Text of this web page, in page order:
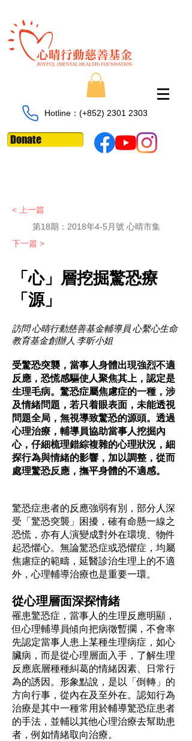
Hotline：​​(+852) 2301 2303
Donate
< 上一篇
第18期：2018年4-5月號 心晴市集
下一篇 >
「心」層挖掘驚恐療
「源」
訪問 心晴行動慈善基金輔導員 心繫心生命
教育基金創辦人 李昕小姐
受驚恐突襲，當事人身體出現強烈不適
反應，恐慌感驅使人聚焦其上，認定是
生理毛病。驚恐症屬焦慮症的一種，涉
及情緒問題，若只着眼表面，未能透視
問題全局，無視導致驚恐的源頭。透過
心理治療，輔導員協助當事人挖掘內
心，仔細梳理錯綜複雜的心理狀況，細
探行為與情緒的影響，加以調整，從而
處理驚恐反應，撫平身體的不適感。
驚恐症患者的反應強弱有別，部分人深
受「驚恐突襲」困擾，確有命懸一線之
恐慌，亦有人演變成對外在環境、物件
起恐懼心。無論驚恐症或恐懼症，均屬
焦慮症的範疇，延醫診治生理上的不適
外，心理輔導治療也是重要一環。
從心理層面深探情緒
罹患驚恐症，當事人的生理反應明顯，
但心理輔導員傾向把病徵暫擱，不會率
先認定當事人患上某種生理病症，如心
臟病，而是從心理層面入手，了解生理
反應底層種種糾葛的情緒因素、日常行
為的誘因。形象點說，是以「倒轉」的
方向行事，從內在及至外在。認知行為
治療是其中一種常用於輔導驚恐症患者
的手法，並輔以其他心理治療去幫助患
者，例如情緒取向治療。